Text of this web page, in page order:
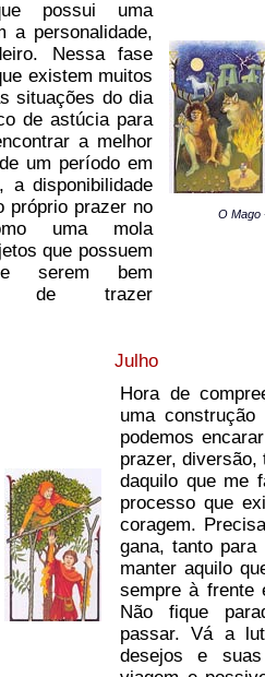
possui uma
a personalidade,
Nessa fase
existem muitos
situações do dia
de astúcia para
a melhor
um período em
a disponibilidade
próprio prazer no
uma mola
que possuem
serem bem
e de trazer
O Mago
Julho
Hora de
uma construção
podemos
prazer, diversão,
daquilo que me
processo que
coragem.
gana, tanto para
manter aquilo
sempre à frente
Não fique
passar. Vá a
desejos e